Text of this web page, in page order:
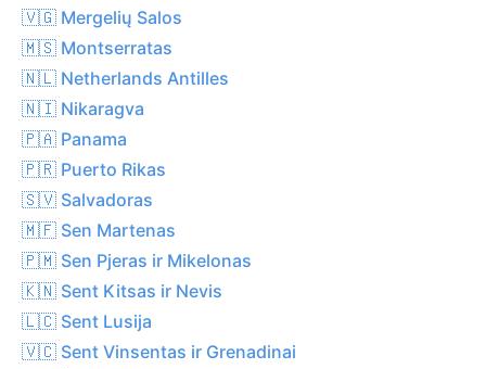
🇻🇬 Mergelių Salos
🇲🇸 Montserratas
🇳🇱 Netherlands Antilles
🇳🇮 Nikaragva
🇵🇦 Panama
🇵🇷 Puerto Rikas
🇸🇻 Salvadoras
🇲🇫 Sen Martenas
🇵🇲 Sen Pjeras ir Mikelonas
🇰🇳 Sent Kitsas ir Nevis
🇱🇨 Sent Lusija
🇻🇨 Sent Vinsentas ir Grenadinai